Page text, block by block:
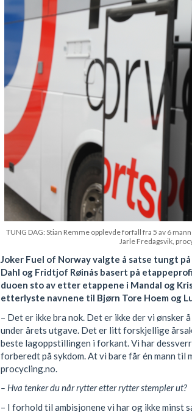
TUNG DAG: Stian Remme opplevde forfall fra 5 av 6
Jarle Fredagsvik,
Joker Fuel of Norway valgte å satse tungt
Dahl og Fridtjof Røinås basert på
duoen sto av etter etappene i Mandal og
etterlyste navnene til Bjørn Tore Hoem og
– Det er ikke bra nok. Det er ikke der vi ønsker
under årets utgave. Det er litt forskjellige
beste lagoppstillingen i forkant. Vi har
forberedt på sykdom. At vi bare får én mann til
procycling.no.
– Hva tenker du når rytter etter rytter stempler ut?
– I forhold til ambisjonene vi har og ikke minst